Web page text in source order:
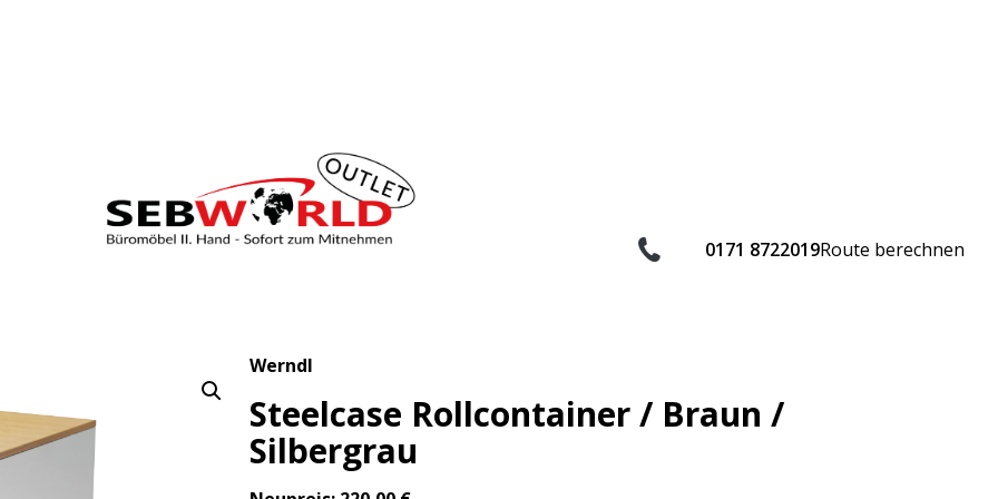
0171 8722019Route berechnen
Werndl
Steelcase Rollcontainer / Braun /
Silbergrau